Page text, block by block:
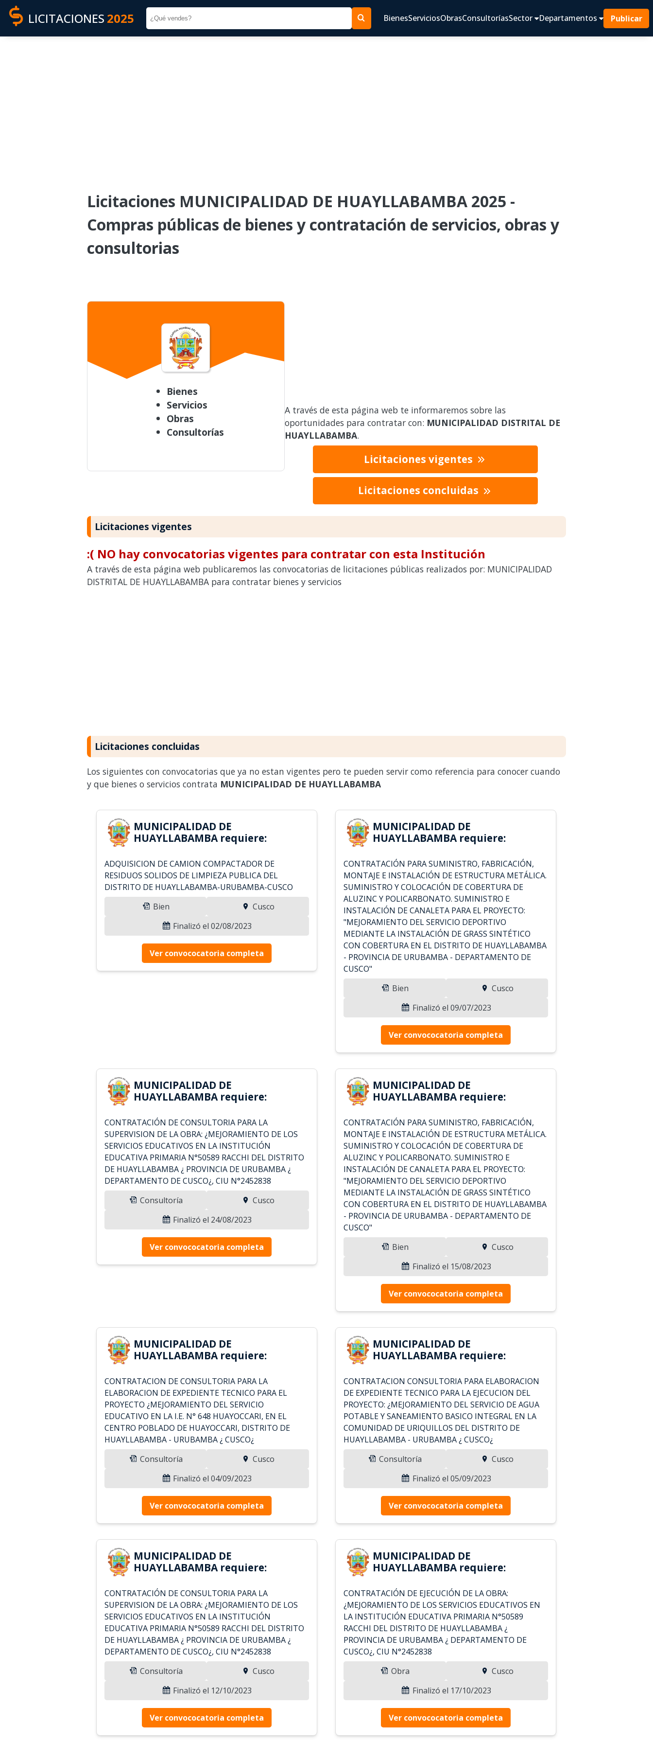
LICITACIONES 2025 BienesServiciosObrasConsultoríasSector Departamentos Publicar
Licitaciones MUNICIPALIDAD DE HUAYLLABAMBA 2025 -
Compras públicas de bienes y contratación de servicios, obras y
consultorias
Bienes
Servicios
Obras
Consultorías
A través de esta página web te informaremos sobre las
oportunidades para contratar con: MUNICIPALIDAD DISTRITAL DE
HUAYLLABAMBA.
Licitaciones vigentes
Licitaciones concluidas
Licitaciones vigentes
:( NO hay convocatorias vigentes para contratar con esta Institución
A través de esta página web publicaremos las convocatorias de licitaciones públicas realizados por: MUNICIPALIDAD
DISTRITAL DE HUAYLLABAMBA para contratar bienes y servicios
Licitaciones concluidas
Los siguientes con convocatorias que ya no estan vigentes pero te pueden servir como referencia para conocer cuando
y que bienes o servicios contrata MUNICIPALIDAD DE HUAYLLABAMBA
MUNICIPALIDAD DE
HUAYLLABAMBA requiere:
ADQUISICION DE CAMION COMPACTADOR DE
RESIDUOS SOLIDOS DE LIMPIEZA PUBLICA DEL
DISTRITO DE HUAYLLABAMBA-URUBAMBA-CUSCO
Bien
Cusco
Finalizó el 02/08/2023
Ver convococatoria completa
MUNICIPALIDAD DE
HUAYLLABAMBA requiere:
CONTRATACIÓN PARA SUMINISTRO, FABRICACIÓN,
MONTAJE E INSTALACIÓN DE ESTRUCTURA METÁLICA.
SUMINISTRO Y COLOCACIÓN DE COBERTURA DE
ALUZINC Y POLICARBONATO. SUMINISTRO E
INSTALACIÓN DE CANALETA PARA EL PROYECTO:
"MEJORAMIENTO DEL SERVICIO DEPORTIVO
MEDIANTE LA INSTALACIÓN DE GRASS SINTÉTICO
CON COBERTURA EN EL DISTRITO DE HUAYLLABAMBA
- PROVINCIA DE URUBAMBA - DEPARTAMENTO DE
CUSCO"
Bien
Cusco
Finalizó el 09/07/2023
Ver convococatoria completa
MUNICIPALIDAD DE
HUAYLLABAMBA requiere:
CONTRATACIÓN DE CONSULTORIA PARA LA
SUPERVISION DE LA OBRA: ¿MEJORAMIENTO DE LOS
SERVICIOS EDUCATIVOS EN LA INSTITUCIÓN
EDUCATIVA PRIMARIA N°50589 RACCHI DEL DISTRITO
DE HUAYLLABAMBA ¿ PROVINCIA DE URUBAMBA ¿
DEPARTAMENTO DE CUSCO¿, CIU N°2452838
Consultoría
Cusco
Finalizó el 24/08/2023
Ver convococatoria completa
MUNICIPALIDAD DE
HUAYLLABAMBA requiere:
CONTRATACIÓN PARA SUMINISTRO, FABRICACIÓN,
MONTAJE E INSTALACIÓN DE ESTRUCTURA METÁLICA.
SUMINISTRO Y COLOCACIÓN DE COBERTURA DE
ALUZINC Y POLICARBONATO. SUMINISTRO E
INSTALACIÓN DE CANALETA PARA EL PROYECTO:
"MEJORAMIENTO DEL SERVICIO DEPORTIVO
MEDIANTE LA INSTALACIÓN DE GRASS SINTÉTICO
CON COBERTURA EN EL DISTRITO DE HUAYLLABAMBA
- PROVINCIA DE URUBAMBA - DEPARTAMENTO DE
CUSCO"
Bien
Cusco
Finalizó el 15/08/2023
Ver convococatoria completa
MUNICIPALIDAD DE
HUAYLLABAMBA requiere:
CONTRATACION DE CONSULTORIA PARA LA
ELABORACION DE EXPEDIENTE TECNICO PARA EL
PROYECTO ¿MEJORAMIENTO DEL SERVICIO
EDUCATIVO EN LA I.E. N° 648 HUAYOCCARI, EN EL
CENTRO POBLADO DE HUAYOCCARI, DISTRITO DE
HUAYLLABAMBA - URUBAMBA ¿ CUSCO¿
Consultoría
Cusco
Finalizó el 04/09/2023
Ver convococatoria completa
MUNICIPALIDAD DE
HUAYLLABAMBA requiere:
CONTRATACION CONSULTORIA PARA ELABORACION
DE EXPEDIENTE TECNICO PARA LA EJECUCION DEL
PROYECTO: ¿MEJORAMIENTO DEL SERVICIO DE AGUA
POTABLE Y SANEAMIENTO BASICO INTEGRAL EN LA
COMUNIDAD DE URIQUILLOS DEL DISTRITO DE
HUAYLLABAMBA - URUBAMBA ¿ CUSCO¿
Consultoría
Cusco
Finalizó el 05/09/2023
Ver convococatoria completa
MUNICIPALIDAD DE
HUAYLLABAMBA requiere:
CONTRATACIÓN DE CONSULTORIA PARA LA
SUPERVISION DE LA OBRA: ¿MEJORAMIENTO DE LOS
SERVICIOS EDUCATIVOS EN LA INSTITUCIÓN
EDUCATIVA PRIMARIA N°50589 RACCHI DEL DISTRITO
DE HUAYLLABAMBA ¿ PROVINCIA DE URUBAMBA ¿
DEPARTAMENTO DE CUSCO¿, CIU N°2452838
Consultoría
Cusco
Finalizó el 12/10/2023
Ver convococatoria completa
MUNICIPALIDAD DE
HUAYLLABAMBA requiere:
CONTRATACIÓN DE EJECUCIÓN DE LA OBRA:
¿MEJORAMIENTO DE LOS SERVICIOS EDUCATIVOS EN
LA INSTITUCIÓN EDUCATIVA PRIMARIA N°50589
RACCHI DEL DISTRITO DE HUAYLLABAMBA ¿
PROVINCIA DE URUBAMBA ¿ DEPARTAMENTO DE
CUSCO¿, CIU N°2452838
Obra
Cusco
Finalizó el 17/10/2023
Ver convococatoria completa